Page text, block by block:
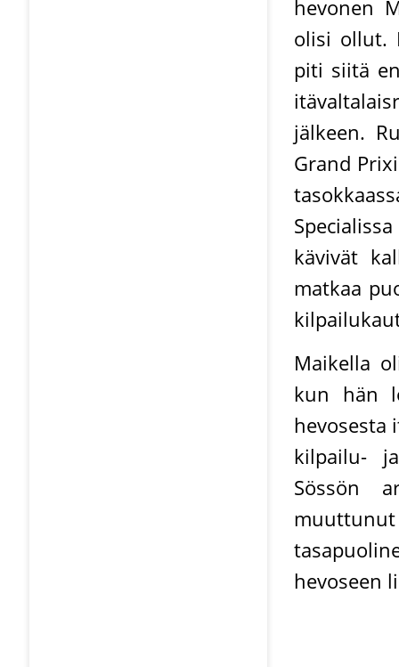
hevonen
olisi ollut.
piti siitä
jälkeen.
Grand
kävivät
matkaa
Maikella
kun hän
hevosesta
kilpailu-
Sössön
hevoseen